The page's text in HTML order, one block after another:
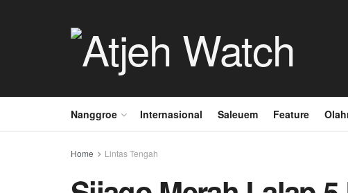
Nanggroe Internasional Saleuem Feature
Home Lintas Tengah